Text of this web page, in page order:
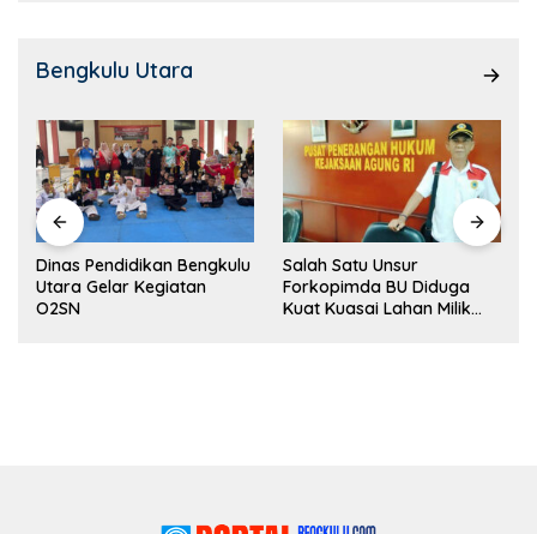
Bengkulu Utara
Dinas Pendidikan Bengkulu
Utara Gelar Kegiatan
O2SN
Salah Satu Unsur
Forkopimda BU Diduga
Kuat Kuasai Lahan Milik